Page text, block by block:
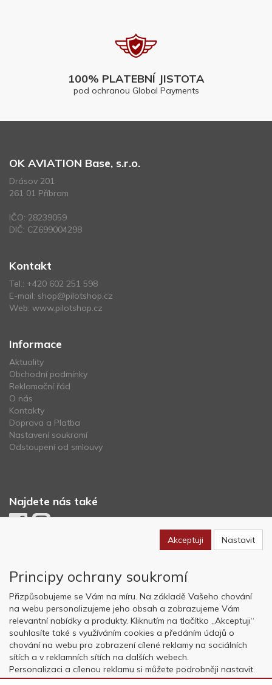
100% PLATEBNÍ JISTOTA
pod ochranou Global Payments
OK AVIATION Base, s.r.o.
Drásov 201
261 01 Příbram
IČO: 28239059
DIČ: CZ699004298
Kontakt
Tel.: +420 602 251 598
E-mail: shop@pilotshop.cz
Web: www.pilotshop.cz
Informace
Aktuality
Obchodní podmínky
Reklamační řád
O nás
Kontakty
Doprava a Platba
Nastavení soukromí
Odstoupení od smlouvy
Najdete nás také
Copyright © OK AVIATION Base, s.r.o. 2022, powered byABRA E-
shop
Akceptuji Nastavit
Principy ochrany soukromí
Přizpůsobujeme se Vám na míru. Na základě Vašeho chování
na webu personalizujeme jeho obsah a zobrazujeme Vám
relevantní nabídky a produkty. Kliknutím na tlačítko „Akceptuji“
souhlasíte také s využíváním cookies a předáním údajů o
chování na webu pro zobrazení cílené reklamy na sociálních
sítích a v reklamních sítích na dalších webech.
Personalizaci a cílenou reklamu si můžete podrobněji nastavit
nebo kdykoli vypnout po kliknutí na tlačítko „Nastavit“.